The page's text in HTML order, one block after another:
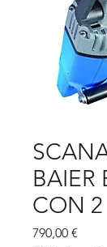
BAIER
CON 2
790,00 €